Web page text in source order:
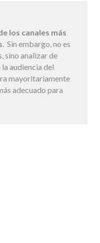
los canales más
. Sin embargo, no es
sino analizar de
audiencia del
mayoritariamente
adecuado para